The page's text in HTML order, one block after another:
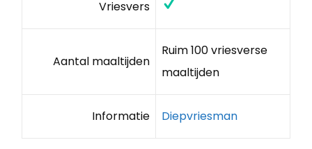
Vriesvers
Aantal maaltijden
Ruim 100 vriesverse
maaltijden
Informatie Diepvriesman